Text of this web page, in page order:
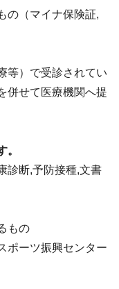
の（マイナ保険証,
等）で受診されてい
併せて医療機関へ提
。
診断,予防接種,文書
もの
ポーツ振興センター